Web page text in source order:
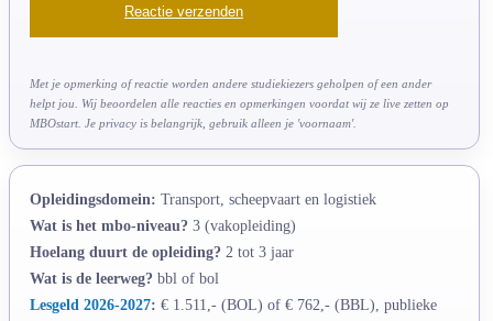
Met je opmerking of reactie worden andere studiekiezers geholpen of een ander
helpt jou. Wij beoordelen alle reacties en opmerkingen voordat wij ze live zetten op
MBOstart. Je privacy is belangrijk, gebruik alleen je 'voornaam'.
Opleidingsdomein: Transport, scheepvaart en logistiek
Wat is het mbo-niveau? 3 (vakopleiding)
Hoelang duurt de opleiding? 2 tot 3 jaar
Wat is de leerweg? bbl of bol
Lesgeld 2026-2027: € 1.511,- (BOL) of € 762,- (BBL), publieke